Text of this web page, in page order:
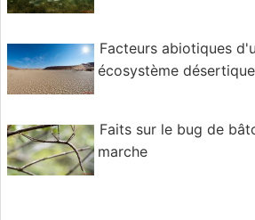
Facteurs abiotiques
écosystème désertique
Faits sur le bug de
marche